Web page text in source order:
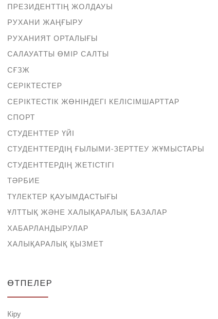
ПРЕЗИДЕНТТІҢ ЖОЛДАУЫ
РУХАНИ ЖАҢҒЫРУ
РУХАНИЯТ ОРТАЛЫҒЫ
САЛАУАТТЫ ӨМІР САЛТЫ
СҒЗЖ
СЕРІКТЕСТЕР
СЕРІКТЕСТІК ЖӨНІНДЕГІ КЕЛІСІМШАРТТАР
СПОРТ
СТУДЕНТТЕР ҮЙІ
СТУДЕНТТЕРДІҢ ҒЫЛЫМИ-ЗЕРТТЕУ ЖҰМЫСТАРЫ
СТУДЕНТТЕРДІҢ ЖЕТІСТІГІ
ТӘРБИЕ
ТҮЛЕКТЕР ҚАУЫМДАСТЫҒЫ
ҰЛТТЫҚ ЖӘНЕ ХАЛЫҚАРАЛЫҚ БАЗАЛАР
ХАБАРЛАНДЫРУЛАР
ХАЛЫҚАРАЛЫҚ ҚЫЗМЕТ
ӨТПЕЛЕР
Кіру